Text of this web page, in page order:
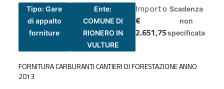
Tipo: Gare
di appalto
forniture
Ente:
COMUNE DI
RIONERO IN
VULTURE
Importo
€
2.651,75
Scadenza
non
specificata
FORNITURA CARBURANTI CANTIERI DI FORESTAZIONE ANNO
2013